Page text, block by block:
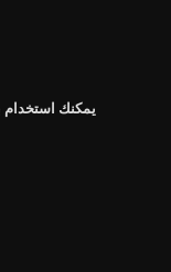
يمكنك استخدام